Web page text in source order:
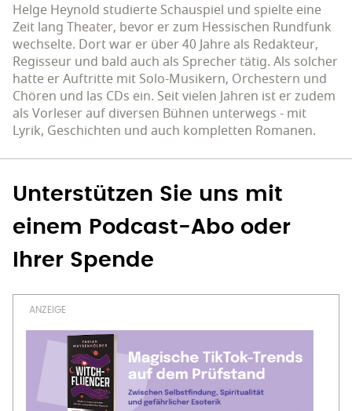
Helge Heynold studierte Schauspiel und spielte eine
Zeit lang Theater, bevor er zum Hessischen Rundfunk
wechselte. Dort war er über 40 Jahre als Redakteur,
Regisseur und bald auch als Sprecher tätig. Als solcher
hatte er Auftritte mit Solo-Musikern, Orchestern und
Chören und las CDs ein. Seit vielen Jahren ist er zudem
als Vorleser auf diversen Bühnen unterwegs - mit
Lyrik, Geschichten und auch kompletten Romanen.
Unterstützen Sie uns mit
einem Podcast-Abo oder
Ihrer Spende